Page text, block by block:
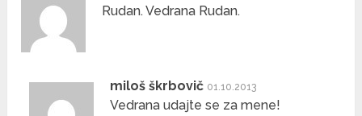
Rudan. Vedrana Rudan.
miloš škrbovič 01.10.2013
Vedrana udajte se za mene!